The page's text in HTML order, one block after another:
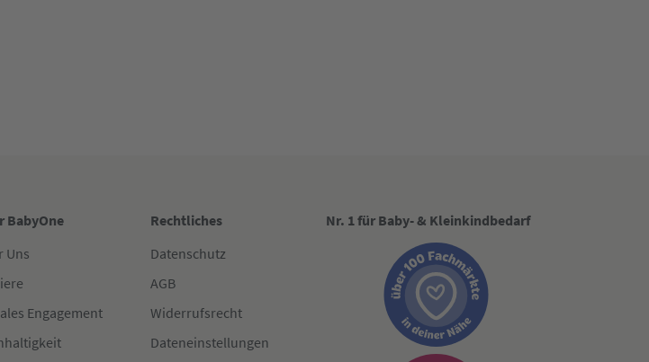
BabyOne
Uns
Engagement
Rechtliches
Datenschutz
AGB
Widerrufsrecht
Dateneinstellungen
Nr. 1 für Baby- & Kleinkindbedarf